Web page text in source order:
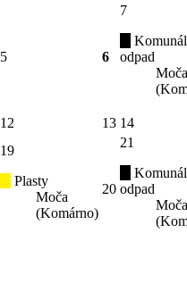
5 6
7
odpad
Moča
12 13 14
19
Plasty
Moča
(Komárno)
20
21
odpad
Moča